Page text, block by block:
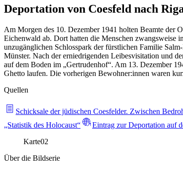
Deportation von Coesfeld nach
Am Morgen des 10. Dezember 1941 holten Beamte der
Eichenwald ab. Dort hatten die Menschen zwangsweise
unzugänglichen Schlosspark der fürstlichen Familie
Münster. Nach der erniedrigenden Leibesvisitation und
auf dem Boden im „Gertrudenhof“. Am 13. Dezember
Ghetto laufen. Die vorherigen Bewohner:innen waren
Quellen
Schicksale der jüdischen Coesfelder. Zwischen
„Statistik des Holocaust“
Eintrag zur Deportation auf
Karte02
Über die Bildserie